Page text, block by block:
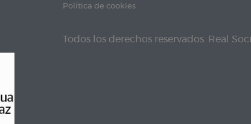
Política de cookies
Todos los derechos reservados. Real